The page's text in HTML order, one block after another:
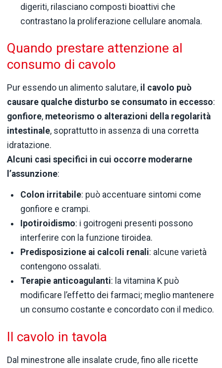
digeriti, rilasciano composti bioattivi che
contrastano la proliferazione cellulare anomala.
Quando prestare attenzione al
consumo di cavolo
Pur essendo un alimento salutare, il cavolo può
causare qualche disturbo se consumato in eccesso:
gonfiore, meteorismo o alterazioni della regolarità
intestinale, soprattutto in assenza di una corretta
idratazione.
Alcuni casi specifici in cui occorre moderarne
l’assunzione:
Colon irritabile: può accentuare sintomi come
gonfiore e crampi.
Ipotiroidismo: i goitrogeni presenti possono
interferire con la funzione tiroidea.
Predisposizione ai calcoli renali: alcune varietà
contengono ossalati.
Terapie anticoagulanti: la vitamina K può
modificare l’effetto dei farmaci; meglio mantenere
un consumo costante e concordato con il medico.
Il cavolo in tavola
Dal minestrone alle insalate crude, fino alle ricette